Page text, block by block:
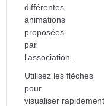
différentes
animations
proposées
par
l'association.
Utilisez les flèches
pour
visualiser rapidement